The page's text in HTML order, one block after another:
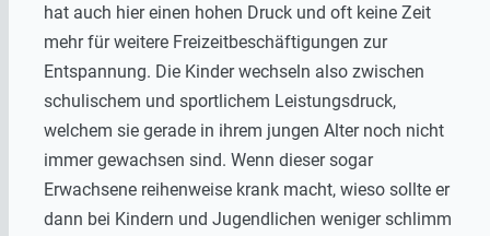
hat auch hier einen hohen Druck und oft keine Zeit
mehr für weitere Freizeitbeschäftigungen zur
Entspannung. Die Kinder wechseln also zwischen
schulischem und sportlichem Leistungsdruck,
welchem sie gerade in ihrem jungen Alter noch nicht
immer gewachsen sind. Wenn dieser sogar
Erwachsene reihenweise krank macht, wieso sollte er
dann bei Kindern und Jugendlichen weniger schlimm